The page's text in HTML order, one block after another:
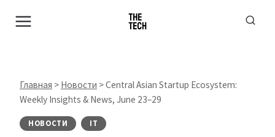
Главная > Новости >Central Asian Startup Ecosystem:
Weekly Insights & News, June 23–29
НОВОСТИ IT